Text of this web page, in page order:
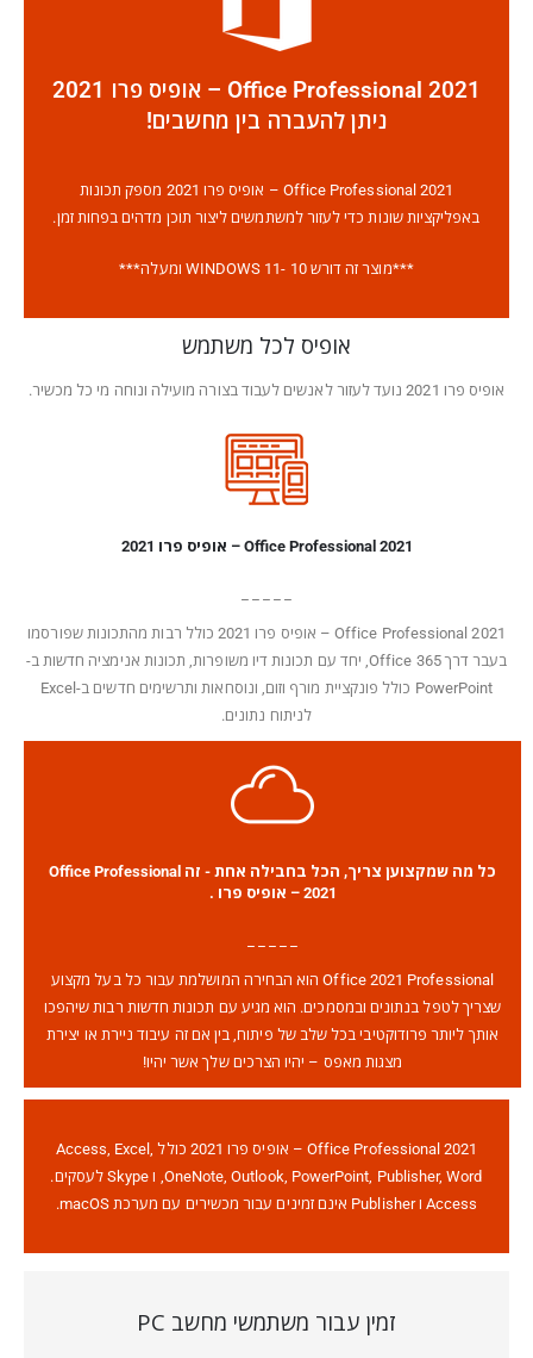
Office Professional 2021 – אופיס פרו 2021
ניתן להעברה בין מחשבים!
Office Professional 2021 – אופיס פרו 2021 מספק תכונות
באפליקציות שונות כדי לעזור למשתמשים ליצור תוכן מדהים בפחות זמן.
***מוצר זה דורש WINDOWS 11- 10 ומעלה***
אופיס לכל משתמש
אופיס פרו 2021 נועד לעזור לאנשים לעבוד בצורה מועילה ונוחה מי כל מכשיר.
Office Professional 2021 – אופיס פרו 2021
Office Professional 2021 – אופיס פרו 2021 כולל רבות מהתכונות שפורסמו
בעבר דרך Office 365, יחד עם תכונות דיו משופרות, תכונות אנימציה חדשות ב-
PowerPoint כולל פונקציית מורף וזום, ונוסחאות ותרשימים חדשים ב-Excel
לניתוח נתונים.
כל מה שמקצוען צריך, הכל בחבילה אחת - זה Office Professional
2021 – אופיס פרו .
Office 2021 Professional הוא הבחירה המושלמת עבור כל בעל מקצוע
שצריך לטפל בנתונים ובמסמכים. הוא מגיע עם תכונות חדשות רבות שיהפכו
אותך ליותר פרודוקטיבי בכל שלב של פיתוח, בין אם זה עיבוד ניירת או יצירת
מצגות מאפס – יהיו הצרכים שלך אשר יהיו!
Office Professional 2021 – אופיס פרו 2021 כולל Access, Excel,
OneNote, Outlook, PowerPoint, Publisher, Word, ו Skype לעסקים.
Access ו Publisher אינם זמינים עבור מכשירים עם מערכת macOS.
זמין עבור משתמשי מחשב PC